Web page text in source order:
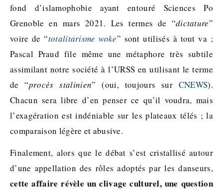
fond d’islamophobie ayant entouré Sciences Po
Grenoble en mars 2021. Les termes de “dictature”
voire de “totalitarisme woke” sont utilisés à tout va ;
Pascal Praud file même une métaphore très subtile
assimilant notre société à l’URSS en utilisant le terme
de “procès stalinien” (oui, toujours sur CNEWS).
Chacun sera libre d’en penser ce qu’il voudra, mais
l’exagération est indéniable sur les plateaux télés ; la
comparaison légère et abusive.
Finalement, alors que le débat s’est cristallisé autour
d’une appellation des rôles adoptés par les danseurs,
cette affaire révèle un clivage culturel, une question